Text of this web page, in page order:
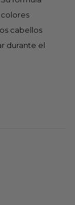
cabellos
durante el